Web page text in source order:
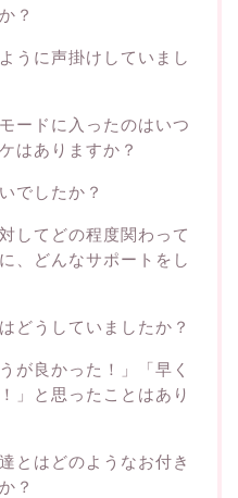
？
うに声掛けしていまし
ードに入ったのはいつ
はありますか？
でしたか？
してどの程度関わって
、どんなサポートをし
どうしていましたか？
が良かった！」「早く
」と思ったことはあり
とはどのようなお付き
？